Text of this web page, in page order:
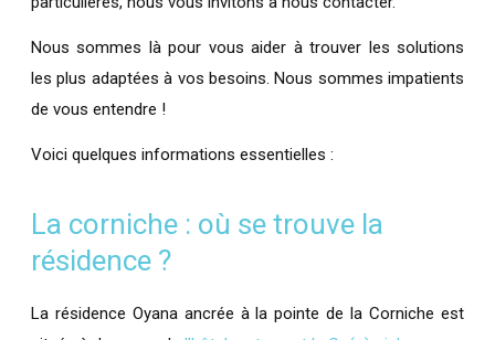
Nous sommes là pour vous aider à trouver les solutions
les plus adaptées à vos besoins. Nous sommes impatients
de vous entendre !
Voici quelques informations essentielles :
La corniche : où se trouve la
résidence ?
La résidence Oyana ancrée à la pointe de la Corniche est